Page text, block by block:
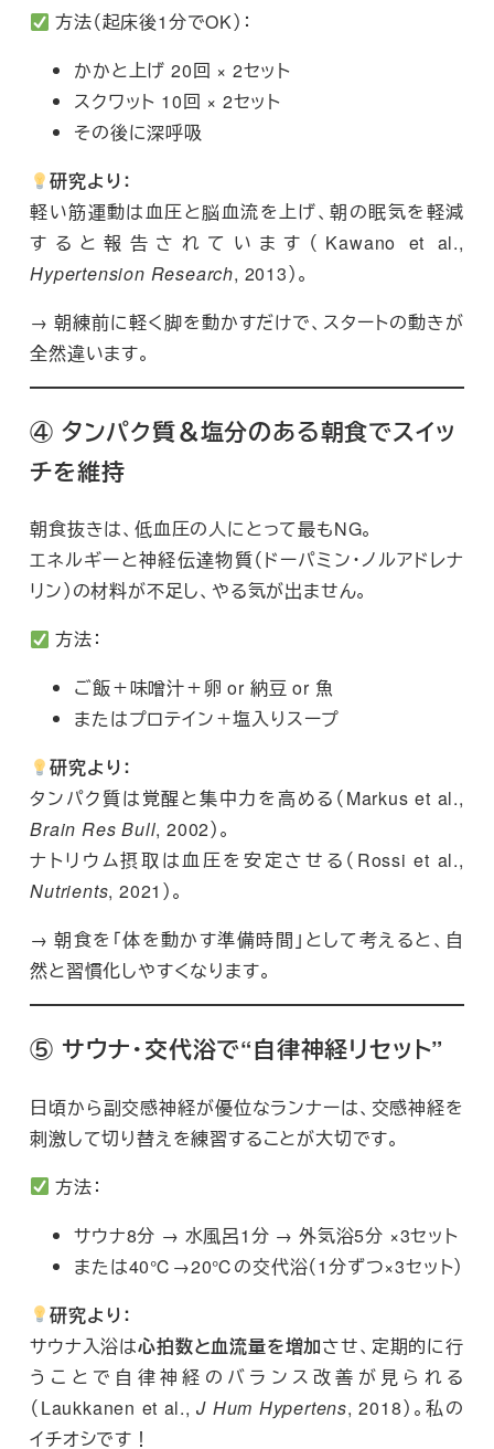
方法（起床後1分でOK）：
かかと上げ 20回 × 2セット
スクワット 10回 × 2セット
その後に深呼吸
研究より：
軽い筋運動は血圧と脳血流を上げ、朝の眠気を軽減
すると報告されています（Kawano et al.,
Hypertension Research, 2013）。
→ 朝練前に軽く脚を動かすだけで、スタートの動きが
全然違います。
④ タンパク質＆塩分のある朝食でスイッ
チを維持
朝食抜きは、低血圧の人にとって最もNG。
エネルギーと神経伝達物質（ドーパミン・ノルアドレナ
リン）の材料が不足し、やる気が出ません。
方法：
ご飯＋味噌汁＋卵 or 納豆 or 魚
またはプロテイン＋塩入りスープ
研究より：
タンパク質は覚醒と集中力を高める（Markus et al.,
Brain Res Bull, 2002）。
ナトリウム摂取は血圧を安定させる（Rossi et al.,
Nutrients, 2021）。
→ 朝食を「体を動かす準備時間」として考えると、自
然と習慣化しやすくなります。
⑤ サウナ・交代浴で“自律神経リセット”
日頃から副交感神経が優位なランナーは、交感神経を
刺激して切り替えを練習することが大切です。
方法：
サウナ8分 → 水風呂1分 → 外気浴5分 ×3セット
または40℃→20℃の交代浴（1分ずつ×3セット）
研究より：
サウナ入浴は心拍数と血流量を増加させ、定期的に行
うことで自律神経のバランス改善が見られる
（Laukkanen et al.,J Hum Hypertens, 2018）。私の
イチオシです！